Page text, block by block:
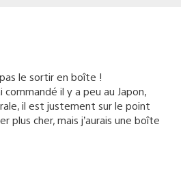
le sortir en boîte !
commandé il y a peu au Japon,
il est justement sur le point
plus cher, mais j’aurais une boîte